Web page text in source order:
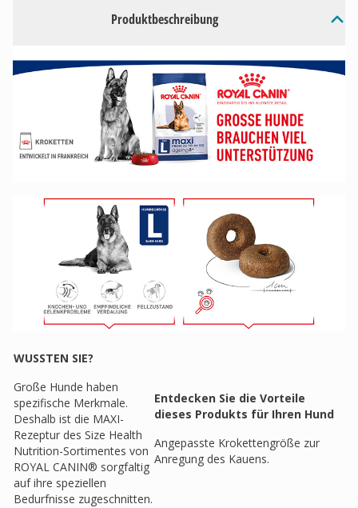
Produktbeschreibung
WUSSTEN SIE?
Große Hunde haben
spezifische Merkmale.
Deshalb ist die MAXI-
Rezeptur des Size Health
Nutrition-Sortimentes von
ROYAL CANIN® sorgfaltig
auf ihre speziellen
Bedurfnisse zugeschnitten.
Entdecken Sie die Vorteile
dieses Produkts für Ihren Hund
Angepasste Krokettengröße zur
Anregung des Kauens.